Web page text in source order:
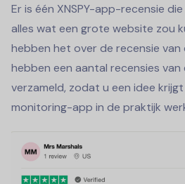
Er is één XNSPY-app-recensie
alles wat een grote website zou
hebben het over de recensie van
hebben een aantal recensies van
verzameld, zodat u een idee
monitoring-app in de praktijk